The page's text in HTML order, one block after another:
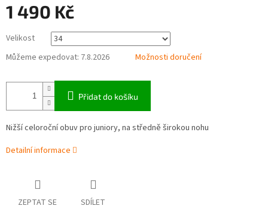
1 490 Kč
cena:
Velikost
Můžeme expedovat: 7.8.2026 Možnosti doručení
Přidat do košíku
Nižší celoroční obuv pro juniory, na středně širokou nohu
Detailní informace
ZEPTAT SE SDÍLET